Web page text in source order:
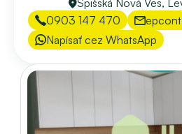
Spišská Nová Ves,
0903 147 470
Napísať cez WhatsApp